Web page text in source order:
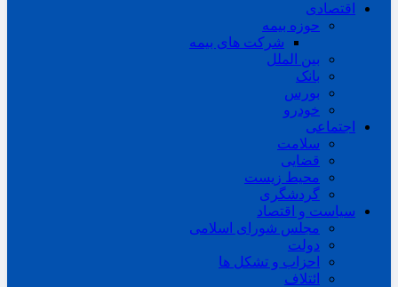
اقتصادی
حوزه بیمه
شرکت های بیمه
بین الملل
بانک
بورس
خودرو
اجتماعی
سلامت
قضایی
محیط زیست
گردشگری
سیاست و اقتصاد
مجلس شورای اسلامی
دولت
احزاب و تشکل ها
ائتلاف